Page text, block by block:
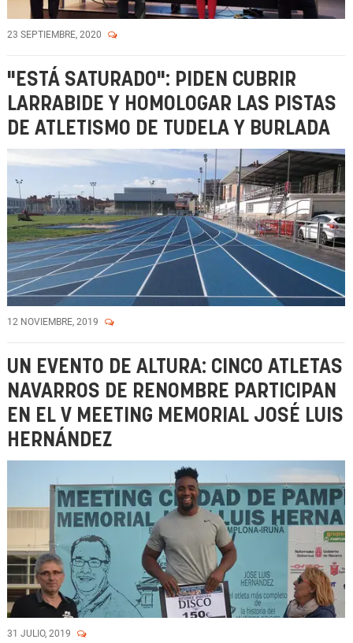
23 SEPTIEMBRE, 2020
"ESTÁ SATURADO": PIDEN CUBRIR
LARRABIDE Y HOMOLOGAR LAS PISTAS
DE ATLETISMO DE TUDELA Y BURLADA
12 NOVIEMBRE, 2019
UN EVENTO DE ALTURA: CINCO ATLETAS
NAVARROS DE RENOMBRE PARTICIPAN
EN EL V MEETING MEMORIAL JOSÉ LUIS
HERNÁNDEZ
31 JULIO, 2019